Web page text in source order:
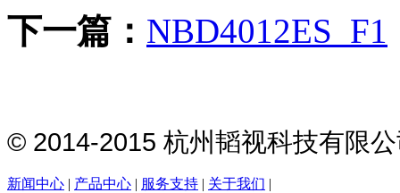
下一篇： NBD4012ES_F1
© 2014-2015 杭州韬视科技有限
新闻中心 | 产品中心 | 服务支持 | 关于我们 |